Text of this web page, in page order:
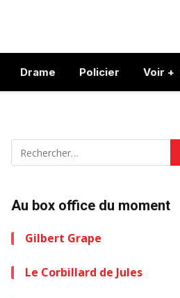
Drame Policier Voir +
Au box office du moment
Gilbert Grape
Le Corbillard de Jules